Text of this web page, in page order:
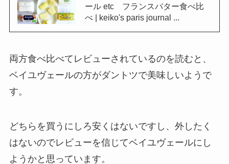
ール etc フランスバター食べ比
べ | keiko's paris journal ...
両方食べ比べてレビューされているのを読むと、
ベイユヴェールの方がダントツで美味しいようで
す。
どちらを買うにしろ安くはないですし、外したく
はないのでレビューを信じてベイユヴェールにし
ようかと思っています。